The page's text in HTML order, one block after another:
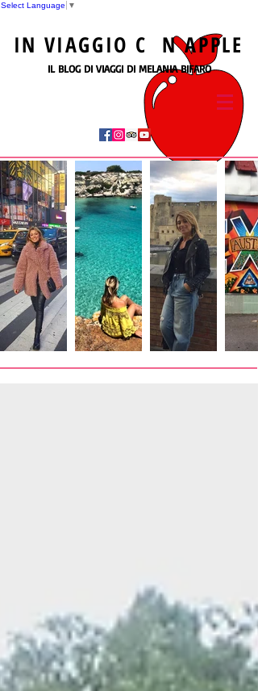
Select Language ▼
IN VIAGGIO C NAPPLE
IL BLOG DI VIAGGI DI MELANIA BIFARO